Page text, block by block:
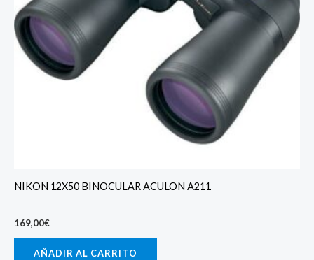
NIKON 12X50 BINOCULAR ACULON A211
169,00€
AÑADIR AL CARRITO